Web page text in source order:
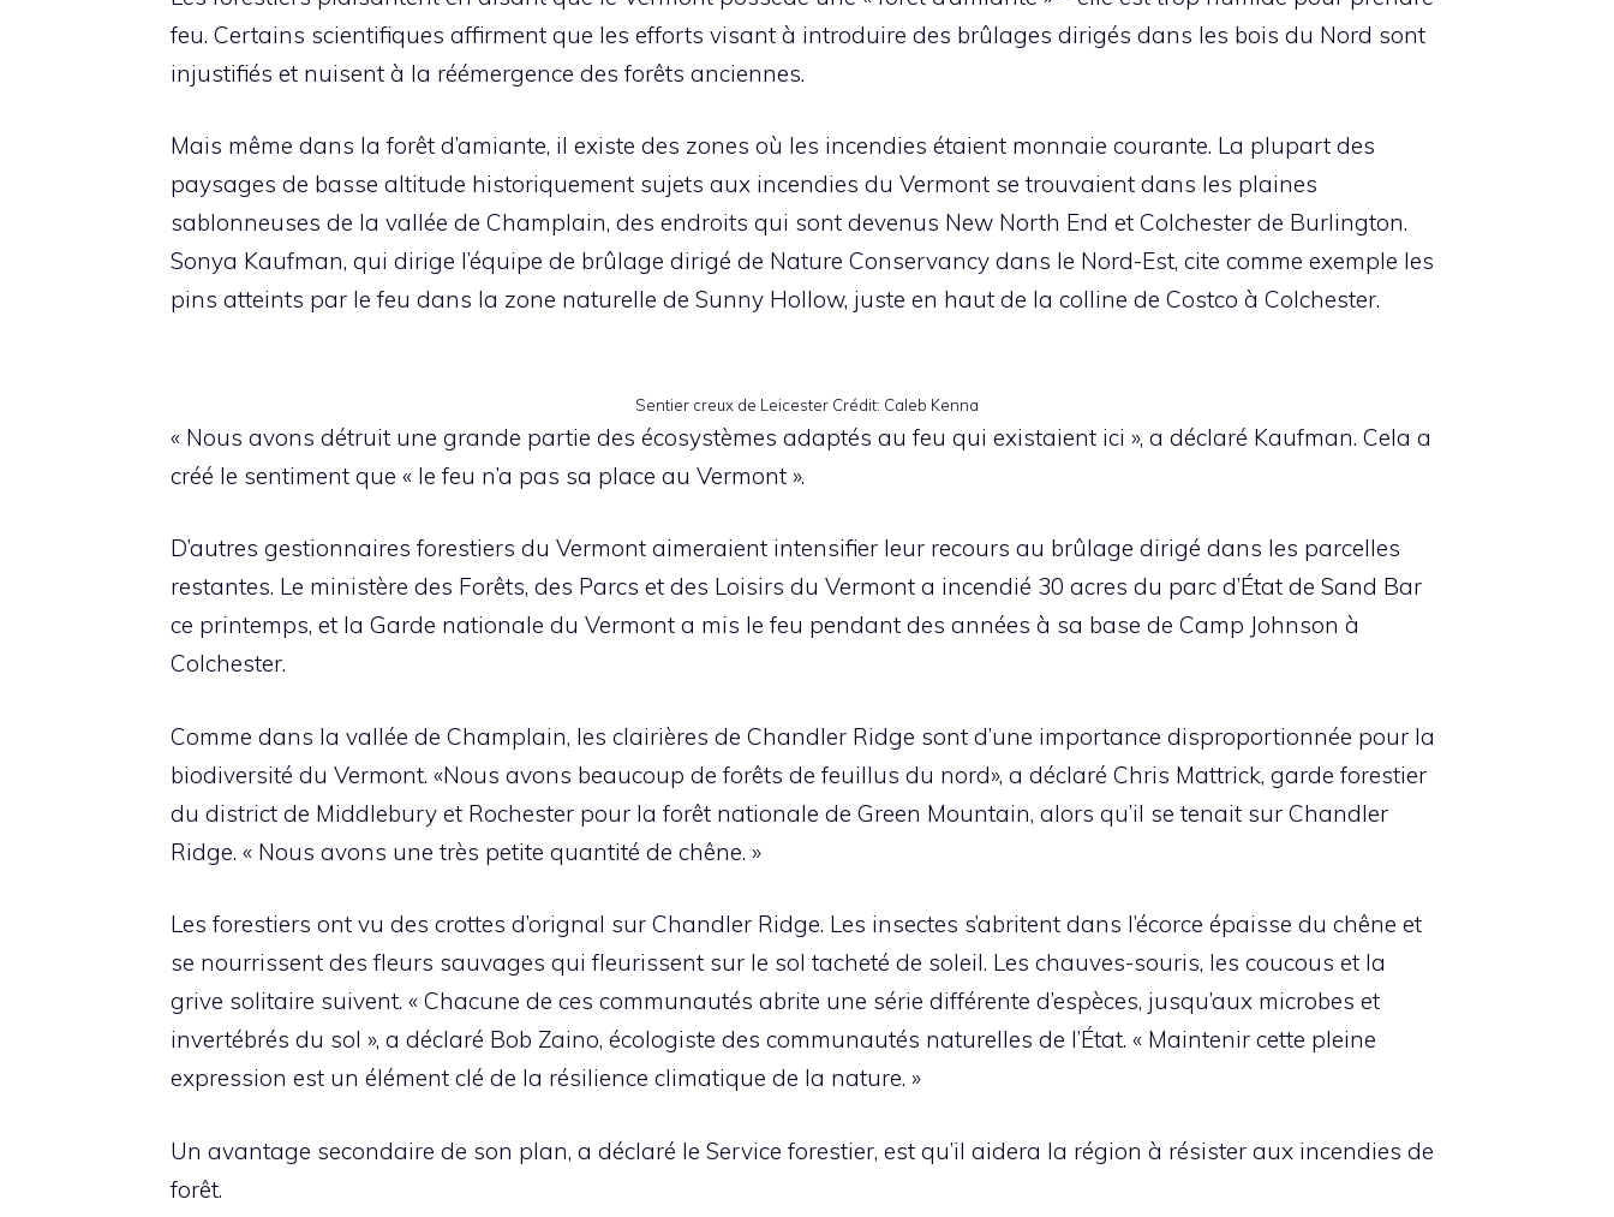
feu. Certains scientifiques affirment que les efforts visant à introduire des brûlages dirigés dans les bois du Nord sont
injustifiés et nuisent à la réémergence des forêts anciennes.
Mais même dans la forêt d’amiante, il existe des zones où les incendies étaient monnaie courante. La plupart des
paysages de basse altitude historiquement sujets aux incendies du Vermont se trouvaient dans les plaines
sablonneuses de la vallée de Champlain, des endroits qui sont devenus New North End et Colchester de Burlington.
Sonya Kaufman, qui dirige l’équipe de brûlage dirigé de Nature Conservancy dans le Nord-Est, cite comme exemple les
pins atteints par le feu dans la zone naturelle de Sunny Hollow, juste en haut de la colline de Costco à Colchester.
Sentier creux de Leicester Crédit: Caleb Kenna
« Nous avons détruit une grande partie des écosystèmes adaptés au feu qui existaient ici », a déclaré Kaufman. Cela a
créé le sentiment que « le feu n’a pas sa place au Vermont ».
D’autres gestionnaires forestiers du Vermont aimeraient intensifier leur recours au brûlage dirigé dans les parcelles
restantes. Le ministère des Forêts, des Parcs et des Loisirs du Vermont a incendié 30 acres du parc d’État de Sand Bar
ce printemps, et la Garde nationale du Vermont a mis le feu pendant des années à sa base de Camp Johnson à
Colchester.
Comme dans la vallée de Champlain, les clairières de Chandler Ridge sont d’une importance disproportionnée pour la
biodiversité du Vermont. «Nous avons beaucoup de forêts de feuillus du nord», a déclaré Chris Mattrick, garde forestier
du district de Middlebury et Rochester pour la forêt nationale de Green Mountain, alors qu’il se tenait sur Chandler
Ridge. « Nous avons une très petite quantité de chêne. »
Les forestiers ont vu des crottes d’orignal sur Chandler Ridge. Les insectes s’abritent dans l’écorce épaisse du chêne et
se nourrissent des fleurs sauvages qui fleurissent sur le sol tacheté de soleil. Les chauves-souris, les coucous et la
grive solitaire suivent. « Chacune de ces communautés abrite une série différente d’espèces, jusqu’aux microbes et
invertébrés du sol », a déclaré Bob Zaino, écologiste des communautés naturelles de l’État. « Maintenir cette pleine
expression est un élément clé de la résilience climatique de la nature. »
Un avantage secondaire de son plan, a déclaré le Service forestier, est qu’il aidera la région à résister aux incendies de
forêt.